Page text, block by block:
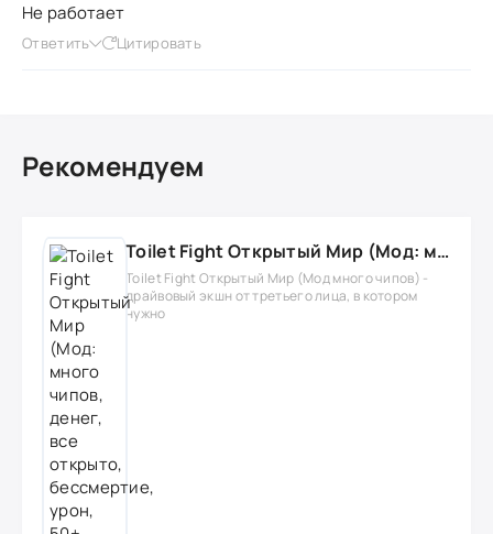
Не работает
Ответить Цитировать
Рекомендуем
Toilet Fight Открытый Мир (Мод: много чипов, денег, все открыто, бессмертие, урон, 50+ читов)
Toilet Fight Открытый Мир (Мод много чипов) -
драйвовый экшн от третьего лица, в котором
нужно